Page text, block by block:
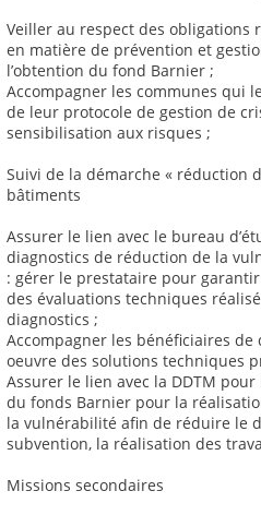
Veiller au respect des obligations
en matière de prévention et
l’obtention du fond Barnier ;
Accompagner les communes qui
de leur protocole de gestion de
sensibilisation aux risques ;
Suivi de la démarche « réduction
bâtiments
Assurer le lien avec le bureau
diagnostics de réduction de la
: gérer le prestataire pour
des évaluations techniques
diagnostics ;
Accompagner les bénéficiaires
oeuvre des solutions techniques
Assurer le lien avec la DDTM
du fonds Barnier pour la
la vulnérabilité afin de réduire le
subvention, la réalisation des
Missions secondaires